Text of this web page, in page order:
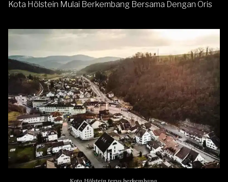
Kota Hölstein Mulai Berkembang Bersama Dengan Oris